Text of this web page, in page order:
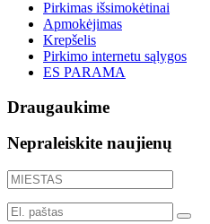
Pirkimas išsimokėtinai
Apmokėjimas
Krepšelis
Pirkimo internetu sąlygos
ES PARAMA
Draugaukime
Nepraleiskite naujienų